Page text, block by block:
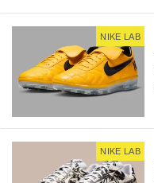
NIKE LAB
NIKE LAB